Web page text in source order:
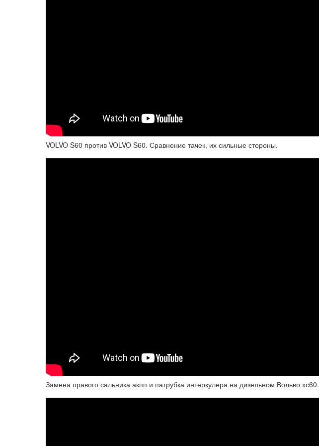
VOLVO S60 против VOLVO S60. Сравнение тачек, их сильные стороны.
Замена правого сальника акпп и патрубка интеркулера на дизельном Вольво хс60.